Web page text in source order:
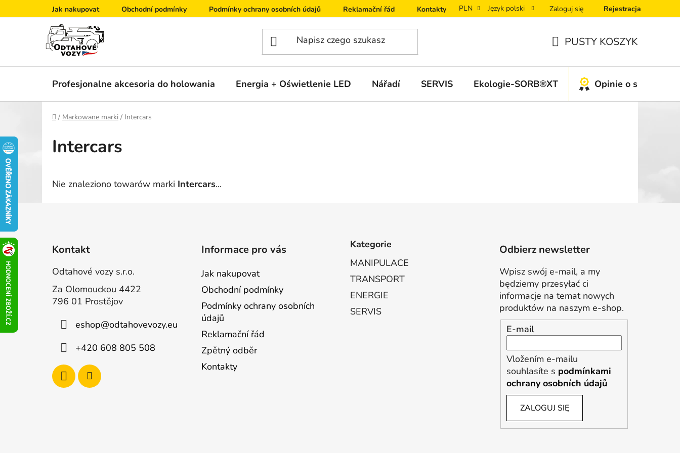
do
Jak nakupovat Obchodní podmínky Podmínky ochrany osobních údajů Reklamační řád Kontakty PLN Język polski Zaloguj się Rejestracja
PUSTY KOSZYK
Profesjonalne akcesoria do holowania Energia + Oświetlenie LED Nářadí SERVIS Ekologie-SORB®XT Opinie o sklepie
Home
/ Markowane marki / Intercars
Intercars
Nie znaleziono towarów marki Intercars...
S
t
o
p
k
a
Kontakt
Odtahové vozy s.r.o.
Za Olomouckou 4422
796 01 Prostějov
eshop@odtahovevozy.eu
+420 608 805 508
Informace pro vás
Jak nakupovat
Obchodní podmínky
Podmínky ochrany osobních
údajů
Reklamační řád
Zpětný odběr
Kontakty
Kategorie
MANIPULACE
TRANSPORT
ENERGIE
SERVIS
Odbierz newsletter
Wpisz swój e-mail, a my
będziemy przesyłać ci
informacje na temat nowych
produktów na naszym e-shop.
E-mail
Vložením e-mailu
souhlasíte s podmínkami
ochrany osobních údajů
ZALOGUJ SIĘ